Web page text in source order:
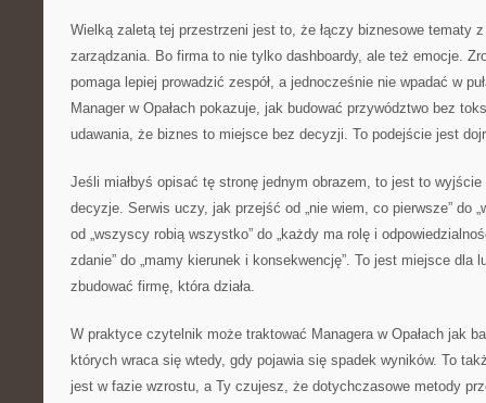
Wielką zaletą tej przestrzeni jest to, że łączy biznesowe tematy
zarządzania. Bo firma to nie tylko dashboardy, ale też emocje.
pomaga lepiej prowadzić zespół, a jednocześnie nie wpadać w
Manager w Opałach pokazuje, jak budować przywództwo bez
udawania, że biznes to miejsce bez decyzji. To podejście jest
Jeśli miałbyś opisać tę stronę jednym obrazem, to jest to wyjście
decyzje. Serwis uczy, jak przejść od „nie wiem, co pierwsze” do
od „wszyscy robią wszystko” do „każdy ma rolę i
zdanie” do „mamy kierunek i konsekwencję”. To jest miejsce dla
zbudować firmę, która działa.
W praktyce czytelnik może traktować Managera w Opałach jak
których wraca się wtedy, gdy pojawia się spadek wyników. To
jest w fazie wzrostu, a Ty czujesz, że dotychczasowe metody